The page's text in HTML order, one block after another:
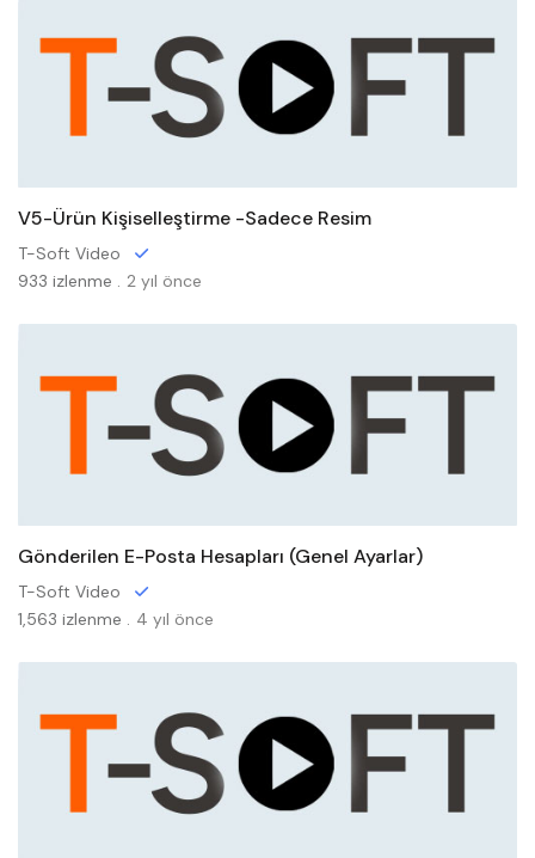
V5-Ürün Kişiselleştirme -Sadece Resim
T-Soft Video
933 izlenme . 2 yıl önce
Gönderilen E-Posta Hesapları (Genel Ayarlar)
T-Soft Video
1,563 izlenme . 4 yıl önce